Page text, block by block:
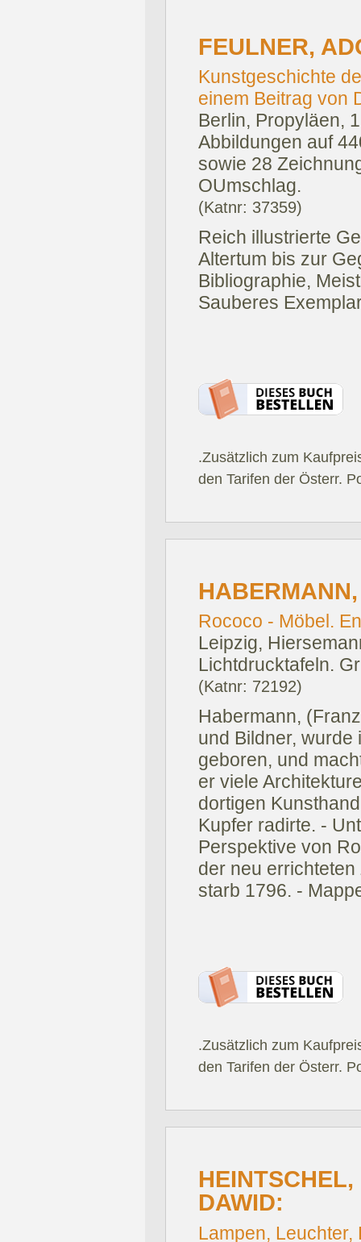
FEULNER,
Kunstgeschichte
einem Beitrag von
Berlin, Propyläen,
Abbildungen auf
sowie 28
OUmschlag.
(Katnr: 37359)
Reich illustrierte
Altertum bis zur
Bibliographie,
Sauberes
.Zusätzlich zum
den Tarifen der Österr.
Rococo - Möbel.
Leipzig,
Lichtdrucktafeln.
(Katnr: 72192)
Habermann,
und Bildner, wurde
geboren, und
er viele
dortigen
Kupfer radirte. -
Perspektive von
der neu
starb 1796. -
.Zusätzlich zum
den Tarifen der Österr.
DAWID:
Lampen, Leuchter,